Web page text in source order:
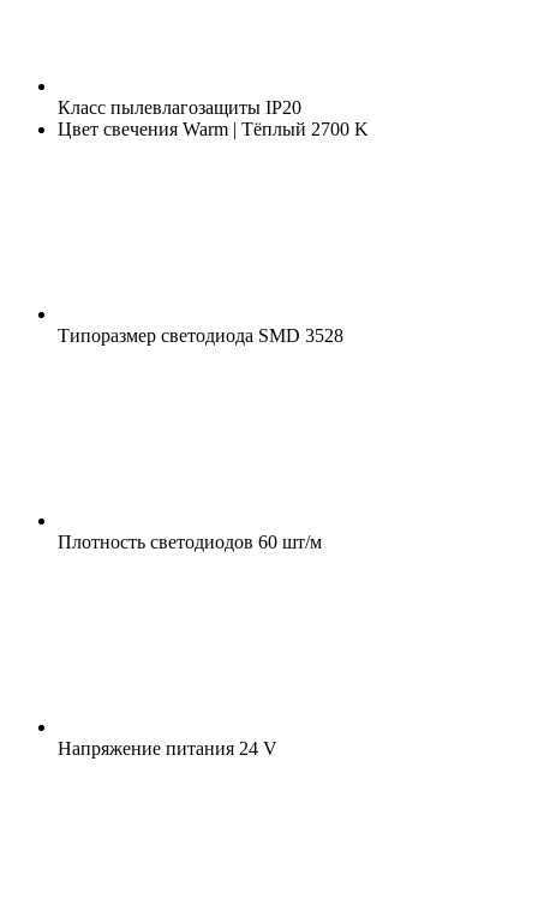
Класс пылевлагозащиты IP20
Цвет свечения Warm | Тёплый 2700 K
Типоразмер светодиода SMD 3528
Плотность светодиодов 60 шт/м
Напряжение питания 24 V